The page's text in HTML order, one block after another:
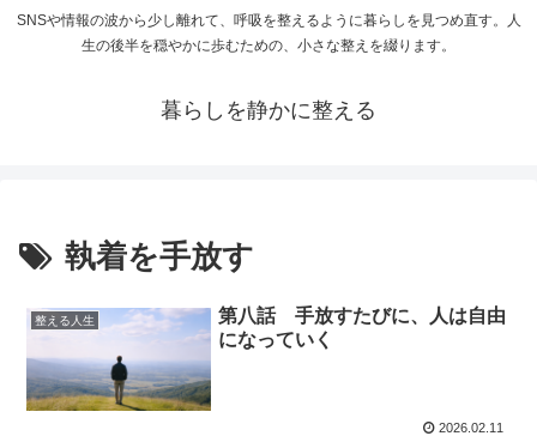
SNSや情報の波から少し離れて、呼吸を整えるように暮らしを見つめ直す。人
生の後半を穏やかに歩むための、小さな整えを綴ります。
暮らしを静かに整える
執着を手放す
整える人生
第八話 手放すたびに、人は自由
になっていく
2026.02.11